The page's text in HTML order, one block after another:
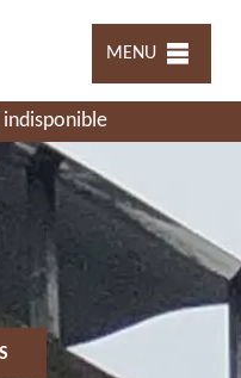
MENU
indisponible